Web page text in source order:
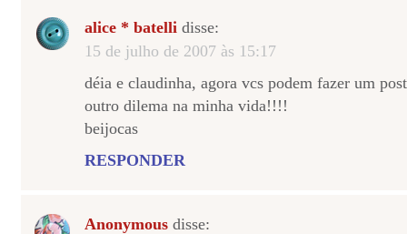
alice * batelli disse:
15 de julho de 2007 às 15:17
déia e claudinha, agora vcs podem fazer um
outro dilema na minha vida!!!!
beijocas
RESPONDER
Anonymous disse: